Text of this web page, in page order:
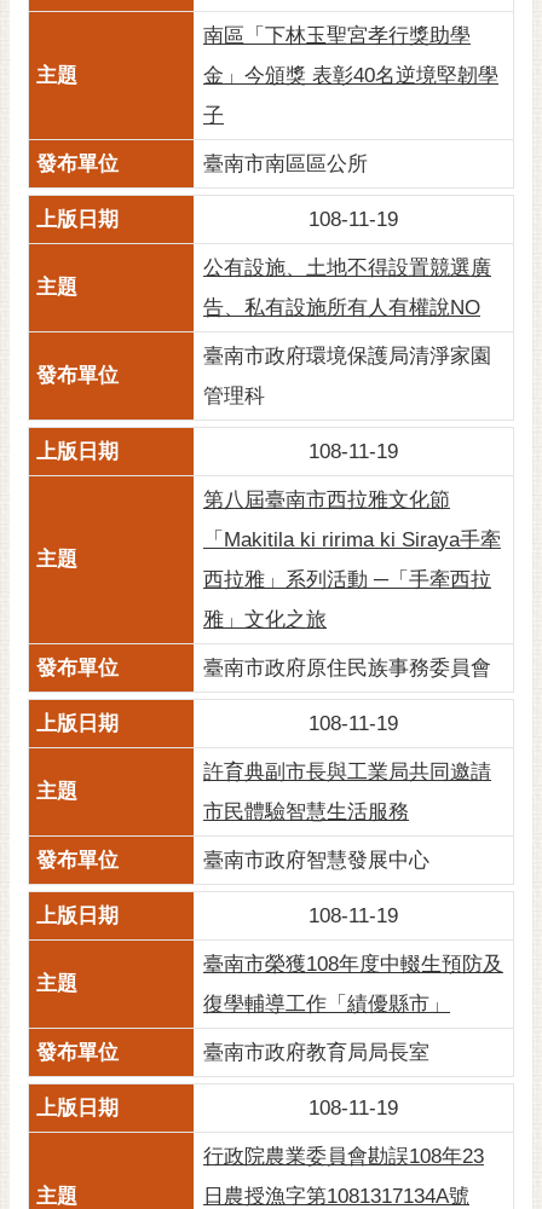
南區「下林玉聖宮孝行獎助學
金」今頒獎 表彰40名逆境堅韌學
子
臺南市南區區公所
108-11-19
公有設施、土地不得設置競選廣
告、私有設施所有人有權說NO
臺南市政府環境保護局清淨家園
管理科
108-11-19
第八屆臺南市西拉雅文化節
「Makitila ki ririma ki Siraya手牽
西拉雅」系列活動 ─「手牽西拉
雅」文化之旅
臺南市政府原住民族事務委員會
108-11-19
許育典副市長與工業局共同邀請
市民體驗智慧生活服務
臺南市政府智慧發展中心
108-11-19
臺南市榮獲108年度中輟生預防及
復學輔導工作「績優縣市」
臺南市政府教育局局長室
108-11-19
行政院農業委員會勘誤108年23
日農授漁字第1081317134A號